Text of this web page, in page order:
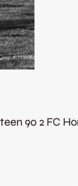
90 2 FC